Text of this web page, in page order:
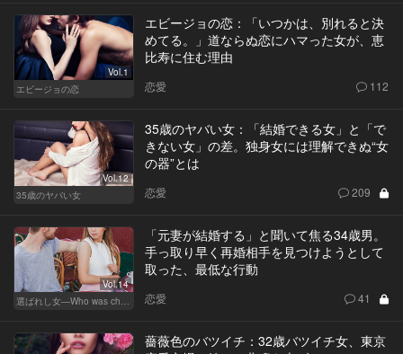
Vol.1
エビージョの恋
エビージョの恋：「いつかは、別れると決
めてる。」道ならぬ恋にハマった女が、恵
比寿に住む理由
恋愛 112
Vol.12
35歳のヤバい女
35歳のヤバい女：「結婚できる女」と「で
きない女」の差。独身女には理解できぬ“女
の器”とは
恋愛 209
Vol.14
「元妻が結婚する」と聞いて焦る34歳男。
手っ取り早く再婚相手を見つけようとして
取った、最低な行動
恋愛 41
薔薇色のバツイチ：32歳バツイチ女、東京